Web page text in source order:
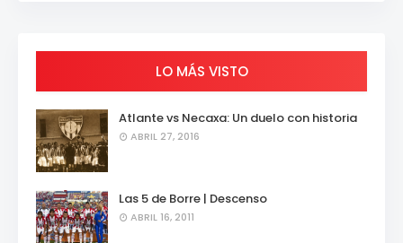
LO MÁS VISTO
Atlante vs Necaxa: Un duelo con historia
ABRIL 27, 2016
Las 5 de Borre | Descenso
ABRIL 16, 2011